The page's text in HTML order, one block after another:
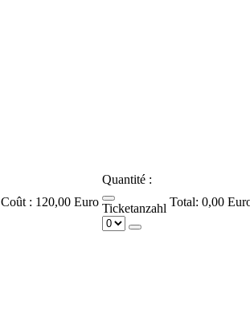
Coût : 120,00 Euro
Quantité :
Ticketanzahl 0,00